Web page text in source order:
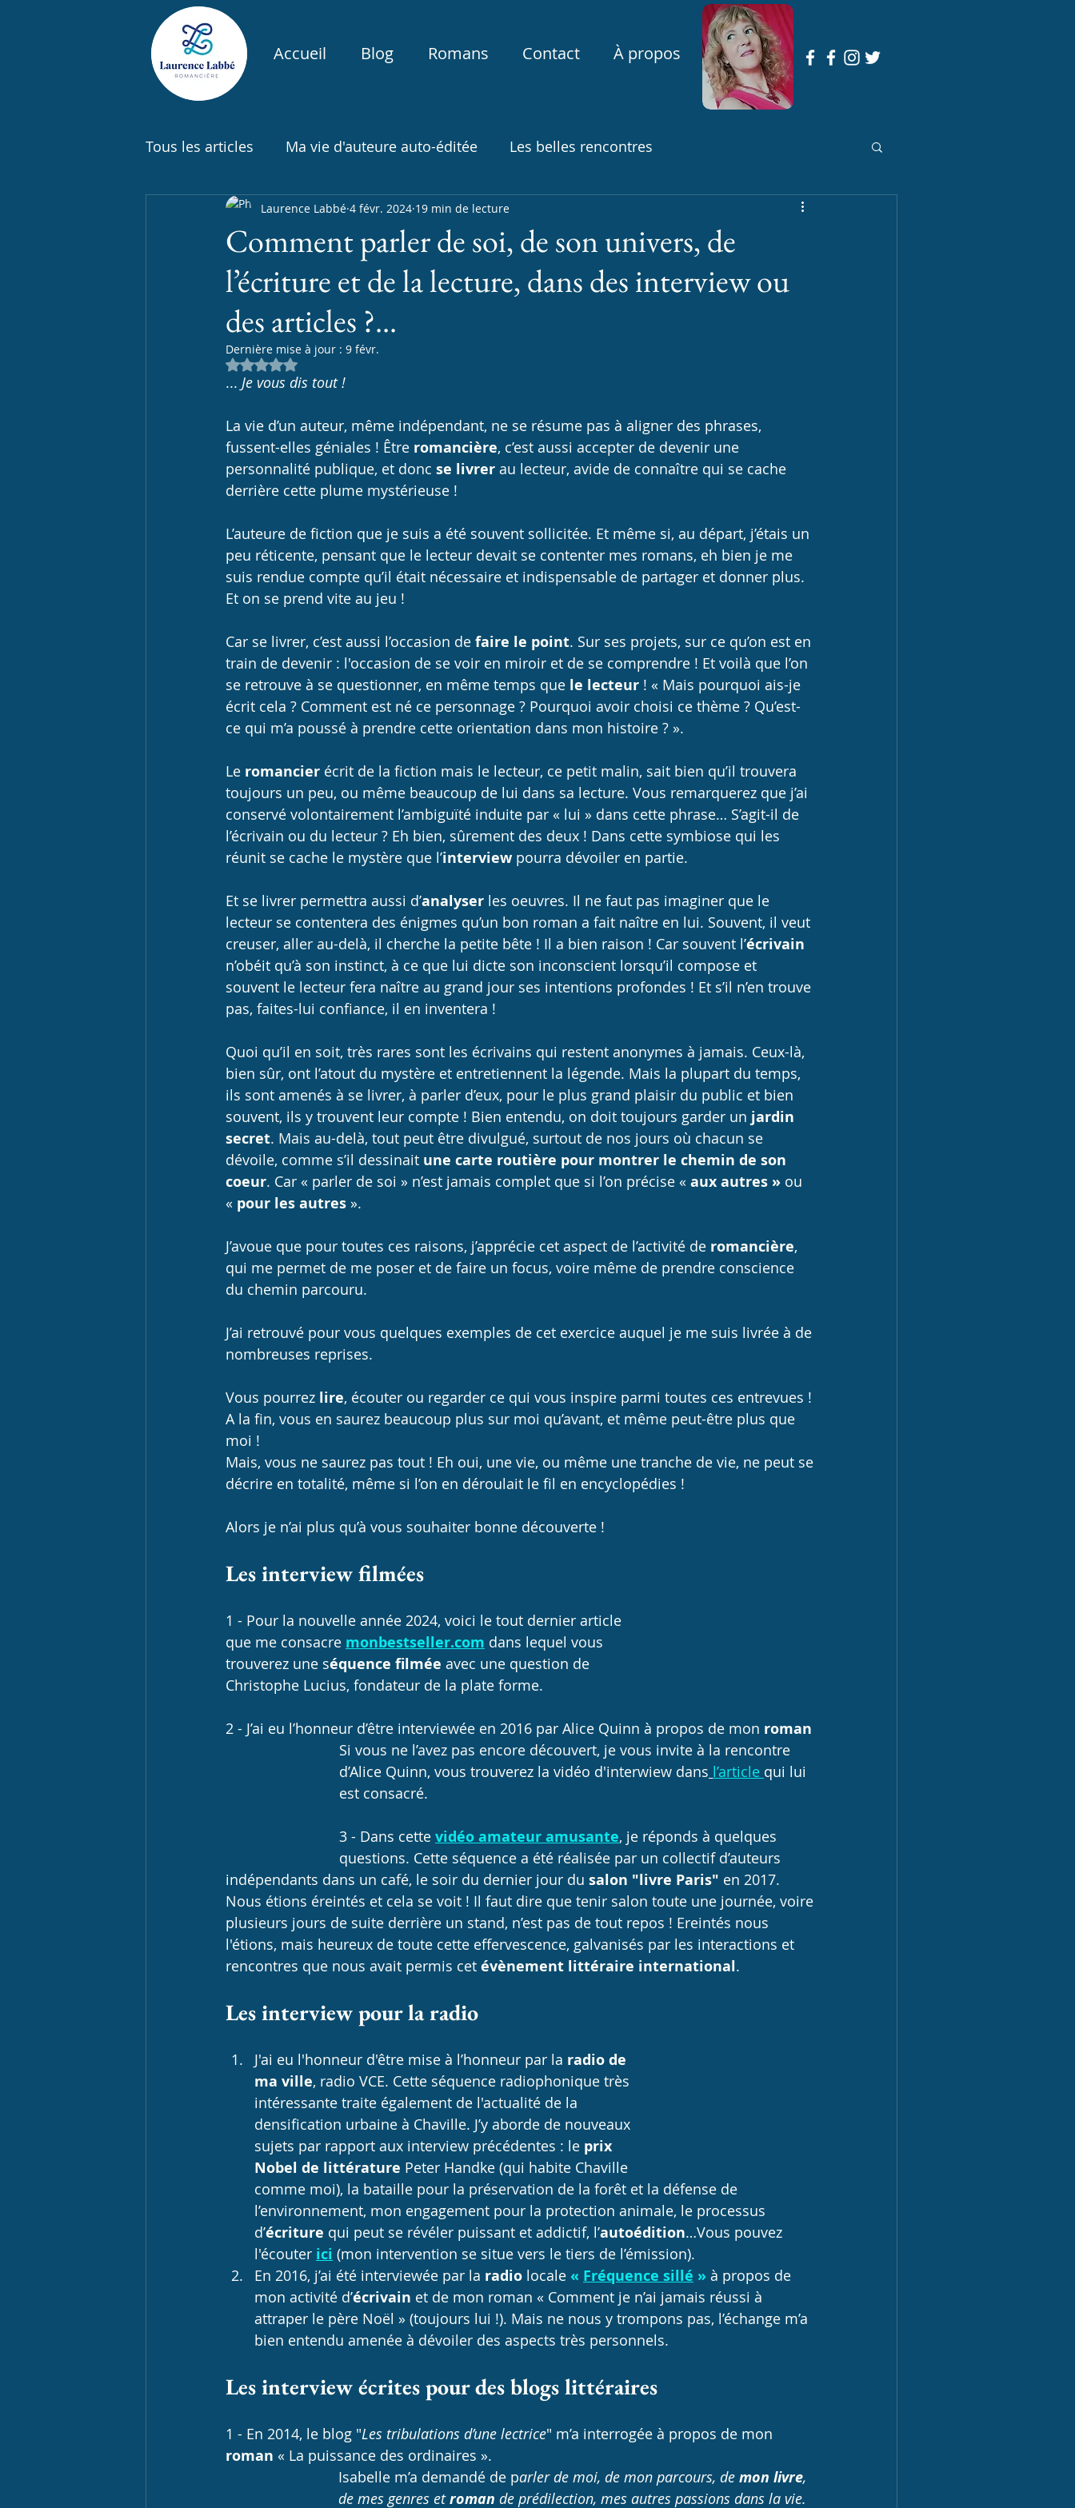
Accueil Blog Romans Contact À propos
Tous les articles Ma vie d'auteure auto-éditée Les belles rencontres
Actualités, parutions littéraires
Comment parler de soi, de son univers, de
l’écriture et de la lecture, dans des interview ou
des articles ?...
Laurence Labbé 4 févr. 2024 19 min de lecture
Dernière mise à jour : 9 févr.
Noté NaN étoiles sur 5.
... Je vous dis tout !
La vie d’un auteur, même indépendant, ne se résume pas à aligner des phrases,
fussent-elles géniales ! Être romancière, c’est aussi accepter de devenir une
personnalité publique, et donc se livrer au lecteur, avide de connaître qui se cache
derrière cette plume mystérieuse !
L’auteure de fiction que je suis a été souvent sollicitée. Et même si, au départ, j’étais un
peu réticente, pensant que le lecteur devait se contenter mes romans, eh bien je me
suis rendue compte qu’il était nécessaire et indispensable de partager et donner plus.
Et on se prend vite au jeu !
Car se livrer, c’est aussi l’occasion de faire le point. Sur ses projets, sur ce qu’on est en
train de devenir : l'occasion de se voir en miroir et de se comprendre ! Et voilà que l’on
se retrouve à se questionner, en même temps que le lecteur ! « Mais pourquoi ais-je
écrit cela ? Comment est né ce personnage ? Pourquoi avoir choisi ce thème ? Qu’est-
ce qui m’a poussé à prendre cette orientation dans mon histoire ? ».
Le romancier écrit de la fiction mais le lecteur, ce petit malin, sait bien qu’il trouvera
toujours un peu, ou même beaucoup de lui dans sa lecture. Vous remarquerez que j’ai
conservé volontairement l’ambiguïté induite par « lui » dans cette phrase… S’agit-il de
l’écrivain ou du lecteur ? Eh bien, sûrement des deux ! Dans cette symbiose qui les
réunit se cache le mystère que l’interview pourra dévoiler en partie.
Et se livrer permettra aussi d’analyser les oeuvres. Il ne faut pas imaginer que le
lecteur se contentera des énigmes qu’un bon roman a fait naître en lui. Souvent, il veut
creuser, aller au-delà, il cherche la petite bête ! Il a bien raison ! Car souvent l’écrivain
n’obéit qu’à son instinct, à ce que lui dicte son inconscient lorsqu’il compose et
souvent le lecteur fera naître au grand jour ses intentions profondes ! Et s’il n’en trouve
pas, faites-lui confiance, il en inventera !
Quoi qu’il en soit, très rares sont les écrivains qui restent anonymes à jamais. Ceux-là,
bien sûr, ont l’atout du mystère et entretiennent la légende. Mais la plupart du temps,
ils sont amenés à se livrer, à parler d’eux, pour le plus grand plaisir du public et bien
souvent, ils y trouvent leur compte ! Bien entendu, on doit toujours garder un jardin
secret. Mais au-delà, tout peut être divulgué, surtout de nos jours où chacun se
dévoile, comme s’il dessinait une carte routière pour montrer le chemin de son
coeur. Car « parler de soi » n’est jamais complet que si l’on précise « aux autres » ou
« pour les autres ».
J’avoue que pour toutes ces raisons, j’apprécie cet aspect de l’activité de romancière,
qui me permet de me poser et de faire un focus, voire même de prendre conscience
du chemin parcouru.
J’ai retrouvé pour vous quelques exemples de cet exercice auquel je me suis livrée à de
nombreuses reprises.
Vous pourrez lire, écouter ou regarder ce qui vous inspire parmi toutes ces entrevues !
A la fin, vous en saurez beaucoup plus sur moi qu’avant, et même peut-être plus que
moi !
Mais, vous ne saurez pas tout ! Eh oui, une vie, ou même une tranche de vie, ne peut se
décrire en totalité, même si l’on en déroulait le fil en encyclopédies !
Alors je n’ai plus qu’à vous souhaiter bonne découverte !
Les interview filmées
1 - Pour la nouvelle année 2024, voici le tout dernier article
que me consacre monbestseller.com dans lequel vous
trouverez une séquence filmée avec une question de
Christophe Lucius, fondateur de la plate forme.
2 - J’ai eu l’honneur d’être interviewée en 2016 par Alice Quinn à propos de mon roman
Si vous ne l’avez pas encore découvert, je vous invite à la rencontre
d’Alice Quinn, vous trouverez la vidéo d'interwiew dans l’article qui lui
est consacré.
3 - Dans cette vidéo amateur amusante, je réponds à quelques
questions. Cette séquence a été réalisée par un collectif d’auteurs
indépendants dans un café, le soir du dernier jour du salon "livre Paris" en 2017.
Nous étions éreintés et cela se voit ! Il faut dire que tenir salon toute une journée, voire
plusieurs jours de suite derrière un stand, n’est pas de tout repos ! Ereintés nous
l'étions, mais heureux de toute cette effervescence, galvanisés par les interactions et
rencontres que nous avait permis cet évènement littéraire international.
Les interview pour la radio
J'ai eu l'honneur d'être mise à l’honneur par la radio de
ma ville, radio VCE. Cette séquence radiophonique très
intéressante traite également de l'actualité de la
densification urbaine à Chaville. J’y aborde de nouveaux
sujets par rapport aux interview précédentes : le prix
Nobel de littérature Peter Handke (qui habite Chaville
comme moi), la bataille pour la préservation de la forêt et la défense de
l’environnement, mon engagement pour la protection animale, le processus
d’écriture qui peut se révéler puissant et addictif, l’autoédition…Vous pouvez
l'écouter ici (mon intervention se situe vers le tiers de l’émission).
En 2016, j’ai été interviewée par la radio locale « Fréquence sillé » à propos de
mon activité d’écrivain et de mon roman « Comment je n’ai jamais réussi à
attraper le père Noël » (toujours lui !). Mais ne nous y trompons pas, l’échange m’a
bien entendu amenée à dévoiler des aspects très personnels.
Les interview écrites pour des blogs littéraires
1 - En 2014, le blog "Les tribulations d’une lectrice" m’a interrogée à propos de mon
roman « La puissance des ordinaires ».
Isabelle m’a demandé de parler de moi, de mon parcours, de mon livre,
de mes genres et roman de prédilection, mes autres passions dans la vie.